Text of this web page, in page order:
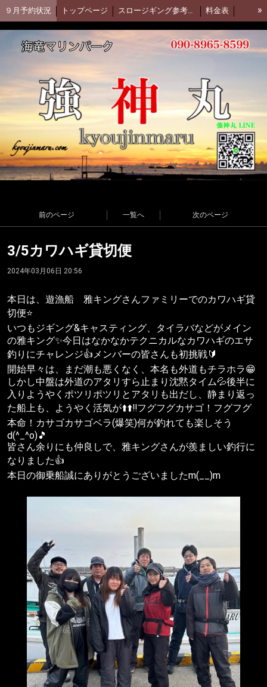
９月予約状況 トップページ スロージギング参考動画(Daiwa) 料金表
集合場所 強神丸 facebook アカムツ釣行動画
強神丸お客様釣果 釣果ブログ(アメブロ)
»
前のページ 一覧へ 次のページ
3/5カワハギ貸切便
2024年03月06日 20:56
本日は、遊漁船 雅キングさんファミリーでのカワハギ貸
切便⭐️
いつもジギング&キャスティング、タイラバなどがメイン
の雅キング✨今日はなかなかテクニカルなカワハギのエサ
釣りにチャレンジ👍メンバーの皆さんも初挑戦🔰
開始早々は、まだ潮も悪くなく、本名も外道もチラホラ😁
しかし中盤は外道のアタリすら止まり沈黙タイム💦後半に
入りようやくポツリポツリとアタリも出だし、静まり返っ
た船上も、ようやく活気が⬆️⬆️‼️フグフグカサゴ！フグフグ
本命！カサゴカサゴベラ(爆笑)何が釣れても楽しそう
d(^_^o)🎵
皆さん余りにも仲良しで、雅キングさんが羨ましい釣行に
なりました👍
本日の御乗船誠にありがとうございましたm(__)m